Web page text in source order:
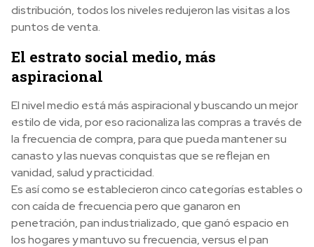
distribución, todos los niveles redujeron las visitas a los
puntos de venta.
El estrato social medio, más
aspiracional
El nivel medio está más aspiracional y buscando un mejor
estilo de vida, por eso racionaliza las compras a través de
la frecuencia de compra, para que pueda mantener su
canasto y las nuevas conquistas que se reflejan en
vanidad, salud y practicidad.
Es así como se establecieron cinco categorías estables o
con caída de frecuencia pero que ganaron en
penetración, pan industrializado, que ganó espacio en
los hogares y mantuvo su frecuencia, versus el pan